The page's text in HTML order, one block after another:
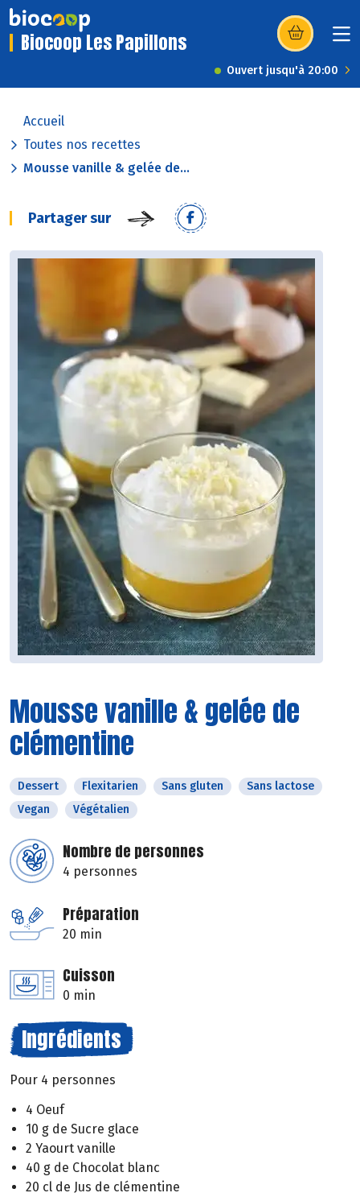
Biocoop Les Papillons (s’ouvre dans
Ouvert jusqu'à 20:00
Accueil
Toutes nos recettes
Mousse vanille & gelée de...
Partager sur
Mousse vanille & gelée de
clémentine
Dessert Flexitarien Sans gluten
Sans lactose
Vegan
Végétalien
Nombre de personnes
4 personnes
Préparation
20 min
Cuisson
0 min
Ingrédients
Pour 4 personnes
4 Oeuf
10 g de Sucre glace
2 Yaourt vanille
40 g de Chocolat blanc
20 cl de Jus de clémentine